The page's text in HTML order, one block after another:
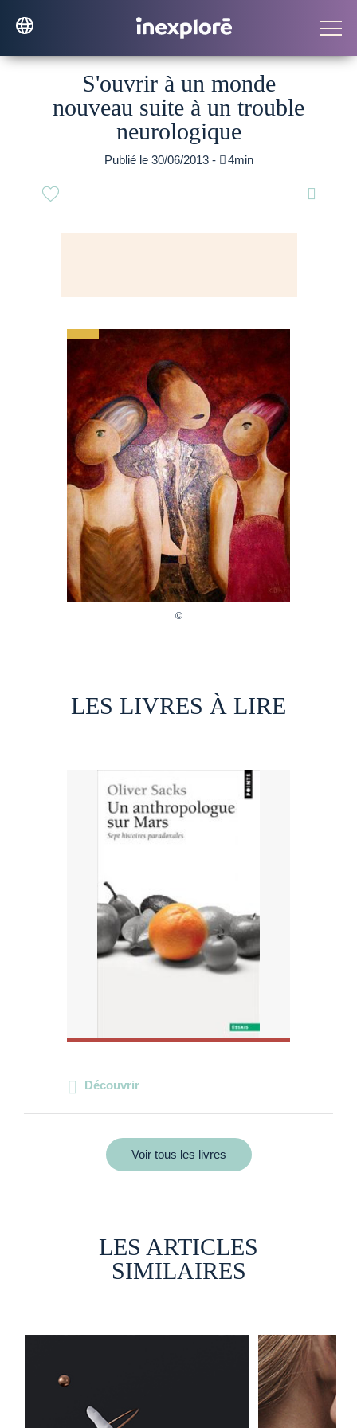
S'ouvrir à un monde
nouveau suite à un trouble
neurologique
Publié le 30/06/2013 - 4min

LES LIVRES À LIRE
Découvrir
Voir tous les livres
LES ARTICLES
SIMILAIRES